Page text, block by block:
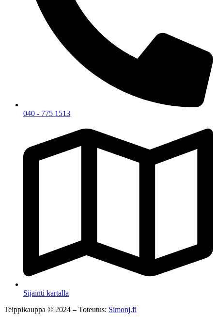
040 - 775 1513
Sijainti kartalla
Teippikauppa © 2024 – Toteutus: Simonj.fi